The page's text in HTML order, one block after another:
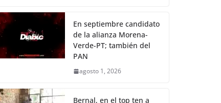
En septiembre candidato
de la alianza Morena-
Verde-PT; también del
PAN
agosto 1, 2026
Bernal, en el top ten a